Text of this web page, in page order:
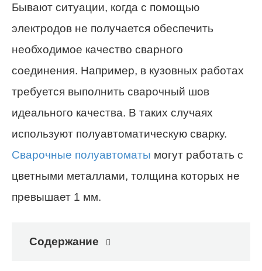
Бывают ситуации, когда с помощью
электродов не получается обеспечить
необходимое качество сварного
соединения. Например, в кузовных работах
требуется выполнить сварочный шов
идеального качества. В таких случаях
используют полуавтоматическую сварку.
Сварочные полуавтоматы могут работать с
цветными металлами, толщина которых не
превышает 1 мм.
Содержание